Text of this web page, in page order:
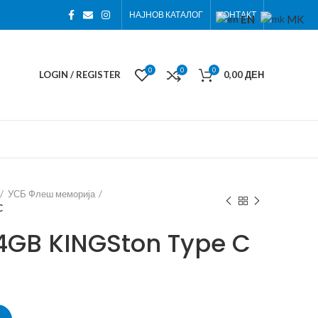
НАЈНОВ КАТАЛОГ КОНТАКТ
LOGIN / REGISTER 0 0 0 0,00ДЕН
УСБ Флеш меморија
KINGSton Type C
EN MK